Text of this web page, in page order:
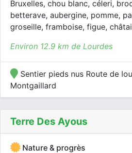
Bruxelles, chou blanc, céleri,
betterave, aubergine, pomme,
groseille, framboise, figue,
Environ 12.9 km de Lourdes
Sentier pieds nus Route de
Montgaillard
Terre Des Ayous
Nature & progrès